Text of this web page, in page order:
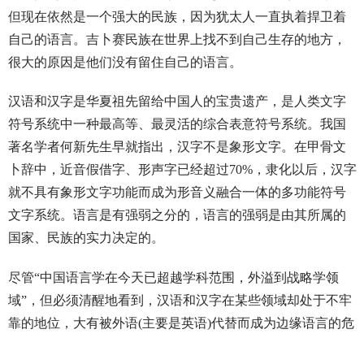
但现在依然是一个强大的民族，因为犹太人一直执着捍卫着
自己的语言。吉卜赛民族在世界上找不到自己生存的地方，
很大的原因是他们没有留住自己的语言。
汉语和汉字是华夏祖先留给中国人的宝贵遗产，是人类文字
符号系统中一种最高等、最灵活的综合表意符号系统。我国
著名学者何新先生早就指出，汉字不是象形文字。在甲骨文
卜辞中，近音假借字、形声字已经超过70%，隶化以后，汉字
就不具有象形文字功能而成为形音义融合一体的多功能符号
文字系统。语言是有强弱之分的，语言的强弱是由其所属的
国家、民族的实力决定的。
尽管“中国语言学在今天已超越学科范围，外溢到战略学领
域”，但必须清醒地看到，汉语和汉字在某些领域却处于不牢
靠的地位，大有被外语(主要是英语)代替而成为边缘语言的危